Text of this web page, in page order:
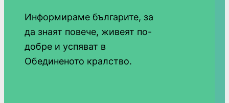
Информираме българите, за
да знаят повече, живеят по-
добре и успяват в
Обединеното кралство.